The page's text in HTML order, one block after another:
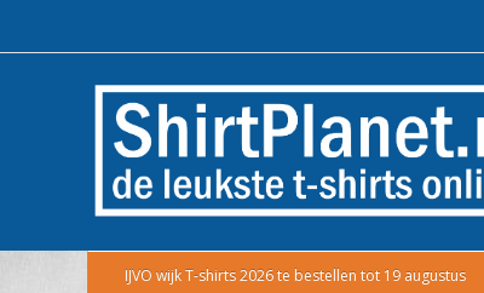
IJVO wijk T-shirts 2026 te bestellen tot 19 augustus